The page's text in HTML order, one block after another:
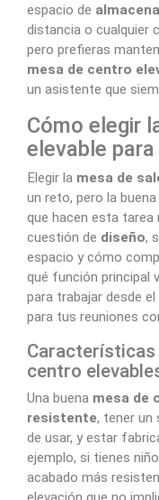
espacio de
distancia o cualquier
pero prefieras
mesa de centro
un asistente que
Cómo elegir
elevable
Elegir la mesa de
un reto, pero la
que hacen esta tarea
cuestión de diseño,
espacio y cómo
qué función principal
para trabajar desde
para tus reuniones
Características
centro
Una buena mesa de
resistente, tener un
de usar, y estar
ejemplo, si tienes
acabado más